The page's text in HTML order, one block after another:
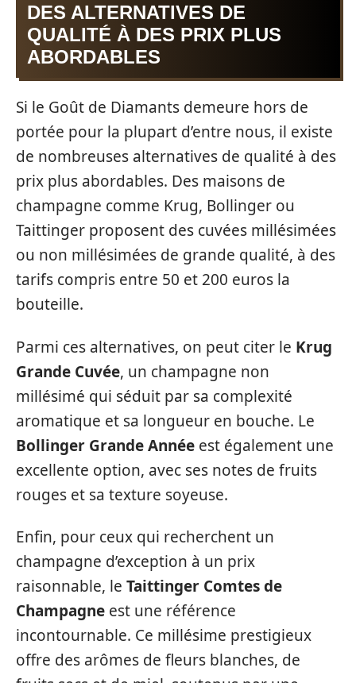
DES ALTERNATIVES DE
QUALITÉ À DES PRIX PLUS
ABORDABLES
Si le Goût de Diamants demeure hors de
portée pour la plupart d’entre nous, il existe
de nombreuses alternatives de qualité à des
prix plus abordables. Des maisons de
champagne comme Krug, Bollinger ou
Taittinger proposent des cuvées millésimées
ou non millésimées de grande qualité, à des
tarifs compris entre 50 et 200 euros la
bouteille.
Parmi ces alternatives, on peut citer le Krug
Grande Cuvée, un champagne non
millésimé qui séduit par sa complexité
aromatique et sa longueur en bouche. Le
Bollinger Grande Année est également une
excellente option, avec ses notes de fruits
rouges et sa texture soyeuse.
Enfin, pour ceux qui recherchent un
champagne d’exception à un prix
raisonnable, le Taittinger Comtes de
Champagne est une référence
incontournable. Ce millésime prestigieux
offre des arômes de fleurs blanches, de